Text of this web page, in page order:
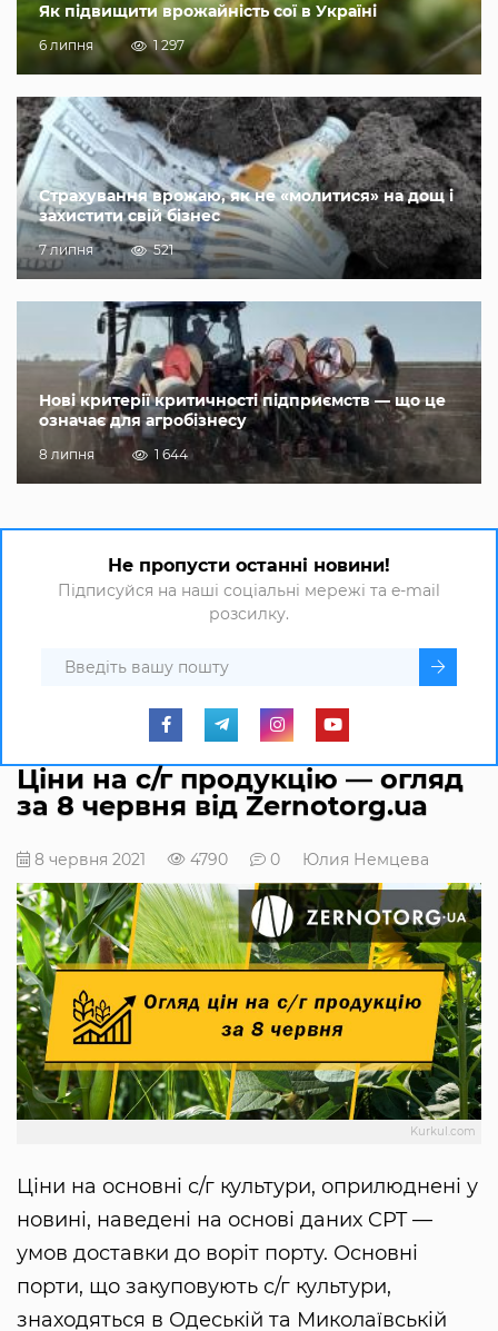
Як підвищити врожайність сої в Україні
6 липня 1 297
Страхування врожаю, як не «молитися» на дощ і
захистити свій бізнес
7 липня 521
Нові критерії критичності підприємств — що це
означає для агробізнесу
8 липня 1 644
Не пропусти останні новини!
Підписуйся на наші соціальні мережі та e-mail
розсилку.
Ціни на с/г продукцію — огляд
за 8 червня від Zernotorg.ua
8 червня 2021 4790 0 Юлия Немцева
Kurkul.com
Ціни на основні с/г культури, оприлюднені у
новині, наведені на основі даних CPT —
умов доставки до воріт порту. Основні
порти, що закуповують с/г культури,
знаходяться в Одеській та Миколаївській